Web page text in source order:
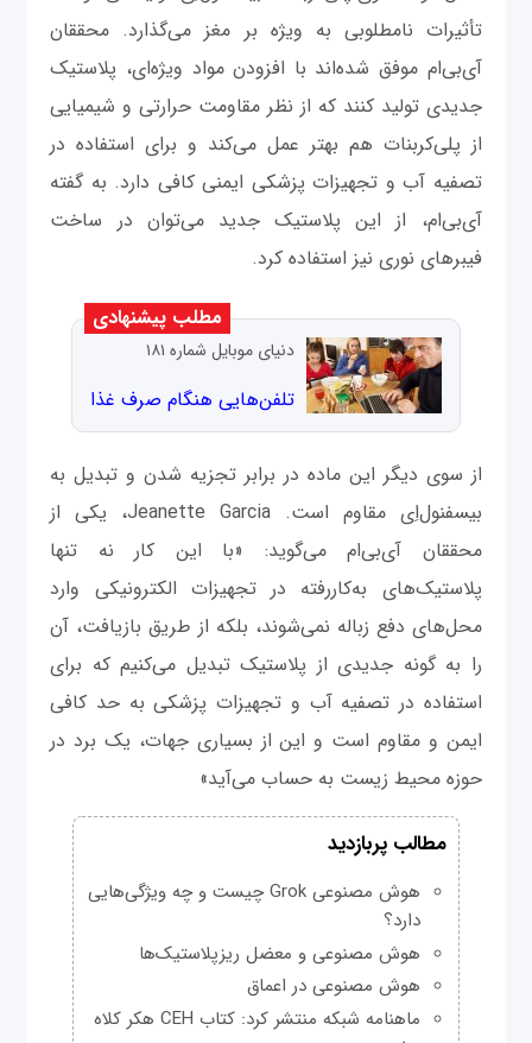
تأثیرات نامطلوبی به ویژه بر مغز می‌گذارد. محققان
آی‌بی‌ام موفق شده‌اند با افزودن مواد ویژه‌ای، پلاستیک
جدیدی تولید کنند که از نظر مقاومت حرارتی و شیمیایی
از پلی‌کربنات هم بهتر عمل می‌کند و برای استفاده در
تصفیه آب و تجهیزات پزشکی ایمنی کافی دارد. به گفته
آی‌بی‌ام، از این پلاستیک جدید می‌توان در ساخت
فیبرهای نوری نیز استفاده کرد.
مطلب پیشنهادی
دنیای موبایل شماره ۱۸۱
تلفن‌هایی هنگام صرف غذا
از سوی دیگر این ماده در برابر تجزیه شدن و تبدیل به
بیسفنول‌اِی مقاوم است. Jeanette Garcia، یکی از
محققان آی‌بی‌ام می‌گوید: «با این کار نه تنها
پلاستیک‌های به‌کاررفته در تجهیزات الکترونیکی وارد
محل‌های دفع زباله نمی‌شوند، بلکه از طریق بازیافت، آن
را به گونه جدیدی از پلاستیک تبدیل می‌کنیم که برای
استفاده در تصفیه آب و تجهیزات پزشکی به حد کافی
ایمن و مقاوم است و این از بسیاری جهات، یک برد در
حوزه محیط زیست به حساب می‌آید»
مطالب پربازدید
هوش مصنوعی Grok چیست و چه ویژگی‌هایی
دارد؟
هوش مصنوعی و معضل ریزپلاستیک‌ها
هوش مصنوعی در اعماق
ماهنامه شبکه منتشر کرد: کتاب CEH هکر کلاه